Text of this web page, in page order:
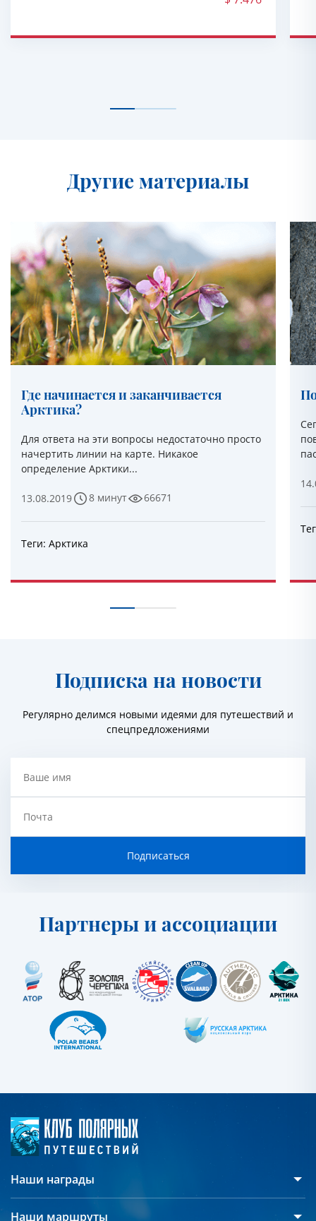
Другие материалы
Где начинается и заканчивается
Арктика?
Для ответа на эти вопросы недостаточно просто
начертить линии на карте. Никакое
определение Арктики...
13.08.2019 8 минут 66671
Теги: Арктика
Подписка на новости
Регулярно делимся новыми идеями для путешествий и
спецпредложениями
Ваше имя
Почта
Подписаться
Партнеры и ассоциации
Наши награды
Наши маршруты